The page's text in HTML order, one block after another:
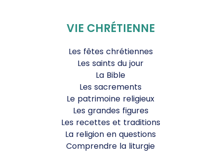
VIE CHRÉTIENNE
Les fêtes chrétiennes
Les saints du jour
La Bible
Les sacrements
Le patrimoine religieux
Les grandes figures
Les recettes et traditions
La religion en questions
Comprendre la liturgie